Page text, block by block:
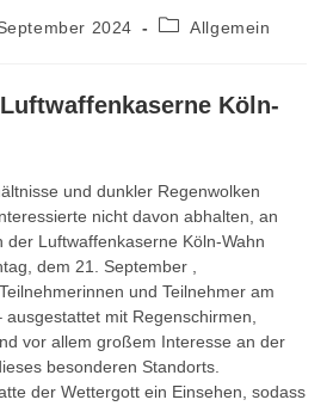
2024
Beitrags-
Allgemein
Köln-
und dunkler Regenwolken
nicht davon abhalten, an
Luftwaffenkaserne Köln-Wahn
dem 21. September ,
und Teilnehmer am
mit Regenschirmen,
vor allem großem Interesse an der
besonderen Standorts.
der Wettergott ein Einsehen, sodass